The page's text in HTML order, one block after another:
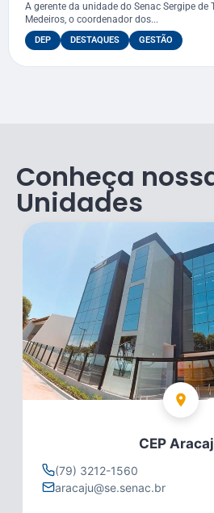
A gerente da unidade do Senac Sergipe de
Medeiros, o coordenador dos...
DEP DESTAQUES GESTÃO
Conheça
Unidades
CEP
(79) 3212-1560
aracaju@se.senac.br